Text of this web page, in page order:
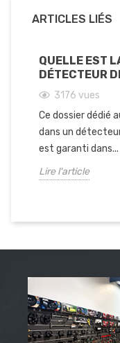
ARTICLES LIÉS
QUELLE EST
DÉTECTEUR
3176 vues
Ce dossier dédié
dans un
est garanti dans...
Lire l'article